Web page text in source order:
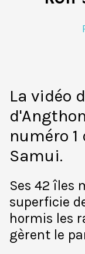
La vidéo
numéro
Samui.
Ses 42 îles
superficie
hormis les
gèrent le